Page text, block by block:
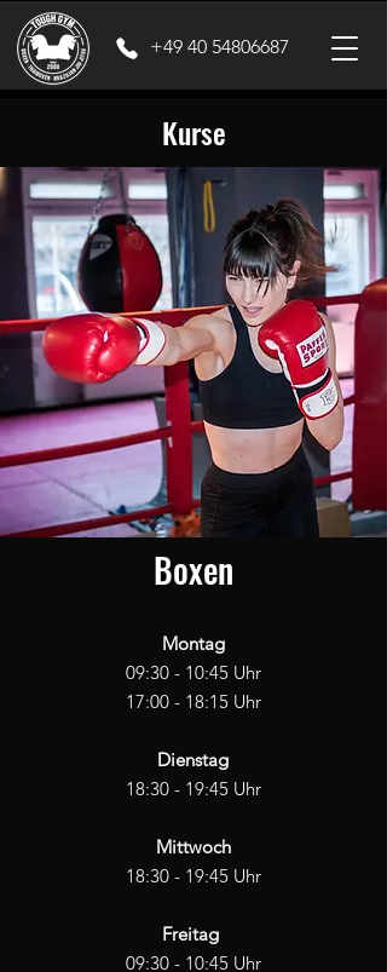
+49 40 54806687
Kurse
Boxen
Montag
09:30 - 10:45 Uhr
17:00 - 18:15 Uhr
Dienstag
18:30 - 19:45 Uhr
Mittwoch
18:30 - 19:45 Uhr
Freitag
09:30 - 10:45 Uhr